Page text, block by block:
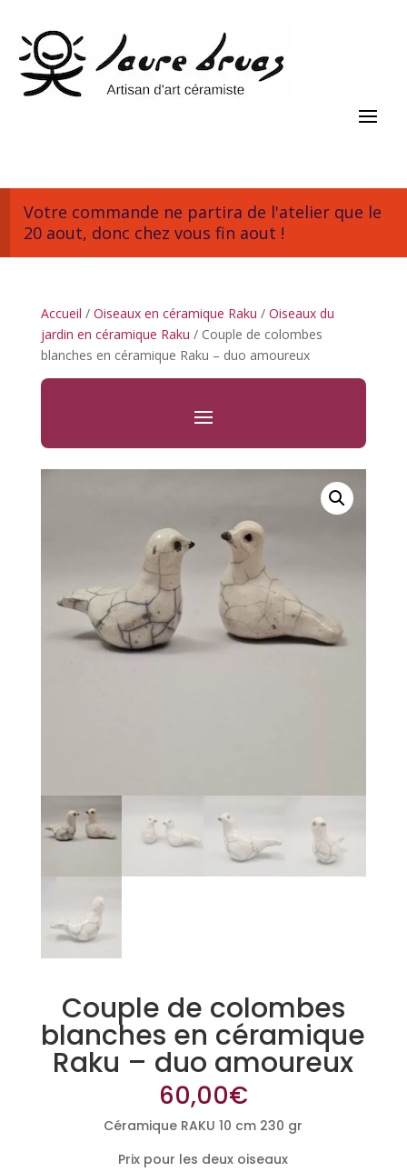
Votre commande ne partira de l'atelier que le
20 aout, donc chez vous fin aout !
Accueil / Oiseaux en céramique Raku / Oiseaux du
jardin en céramique Raku / Couple de colombes
blanches en céramique Raku – duo amoureux
Couple de colombes
blanches en céramique
Raku – duo amoureux
60,00€
Céramique RAKU 10 cm 230 gr
Prix pour les deux oiseaux